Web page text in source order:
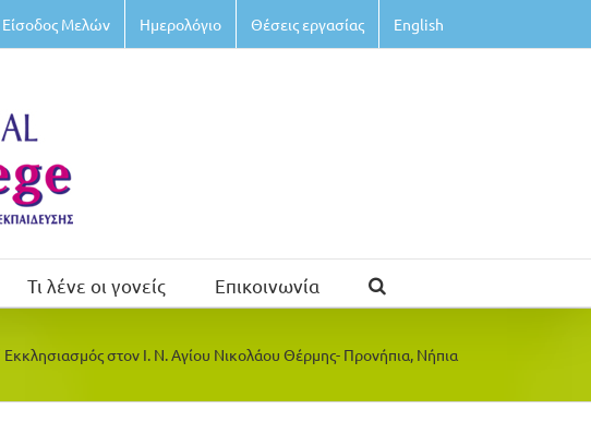
Είσοδος Μελών Ημερολόγιο Θέσεις εργασίας English
Τι λένε οι γονείς Επικοινωνία
Εκκλησιασμός στον Ι. Ν. Αγίου Νικολάου Θέρμης- Προνήπια, Νήπια